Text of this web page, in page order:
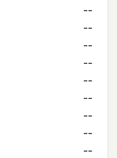
--
--
--
--
--
--
--
--
--